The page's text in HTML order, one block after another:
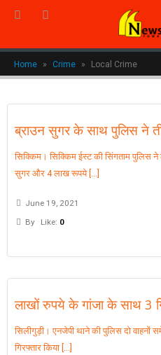
Home » Crime » Local Crime
ब्राउन सुगर के साथ पुलिस ने
सिक्किम। सिक्किम ईस्ट की सिंगताम पुलिस
सुगर और 4 लाख रूपये [...]
June 19, 2021
By
Like: 0
लाखों रुपये के गांजा के साथ 3
सिलीगुड़ी। एनजेपी थाने की पुलिस दो
गिरफ्तार किया [...]